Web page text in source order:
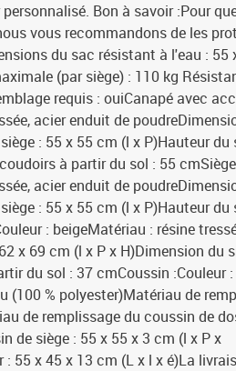
Bon à savoir :Pour
vous recommandons de les
du sac résistant à l'eau : 55
(par siège) : 110 kg
requis : ouiCanapé avec
acier enduit de
: 55 x 55 cm (l x P)Hauteur du
à partir du sol : 55
acier enduit de
: 55 x 55 cm (l x P)Hauteur du
: beigeMatériau : résine
x 69 cm (l x P x H)Dimension du
du sol : 37 cmCoussin :Couleur
(100 % polyester)Matériau de
de remplissage du coussin de
de siège : 55 x 55 x 3 cm (l x P x
55 x 45 x 13 cm (L x l x é)La